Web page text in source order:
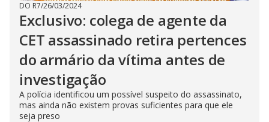
DO R7/26/03/2024
Exclusivo: colega de agente da
CET assassinado retira pertences
do armário da vítima antes de
investigação
A polícia identificou um possível suspeito do assassinato,
mas ainda não existem provas suficientes para que ele
seja preso